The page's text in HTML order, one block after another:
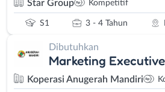
Star Group Kompetitif
S1 3 - 4 Tahun
Dibutuhkan
Marketing Executive
Koperasi Anugerah Mandiri